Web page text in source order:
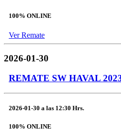
100% ONLINE
Ver Remate
2026-01-30
REMATE SW HAVAL
2026-01-30 a las 12:30 Hrs.
100% ONLINE